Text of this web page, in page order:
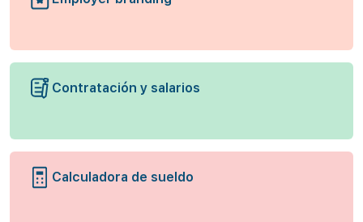
Contratación y salarios
Calculadora de sueldo